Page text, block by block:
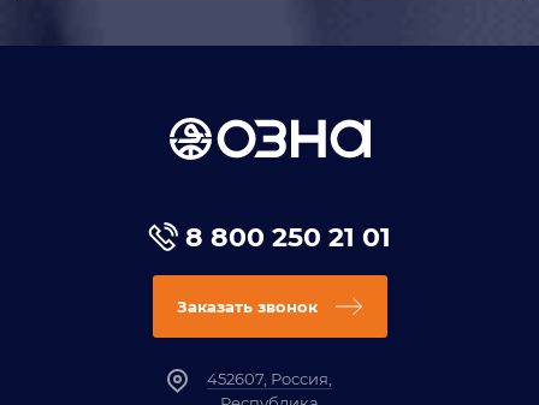
8 800 250 21 01
Заказать звонок
452607, Россия,